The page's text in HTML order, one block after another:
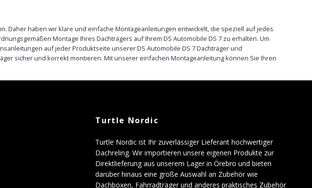
Daher haben wir klare und einfache Montageanleitungen entwickelt, die speziell auf jedes
Montage Ihres Dachträgers auf Ihrem DS Automobile DS 7 zu erhalten. Um
auf jeder Produktseite unserer DS Automobile DS 7 Dachträger und
sicher und korrekt montieren. Mit unserer einfachen Montageanleitung können Sie Ihren
Turtle Nordic
Turtle Nordic ist Ihr zuverlässiger Lieferant hochwertiger
Dachreling. Wir importieren unsere eigenen Produkte zur
Direktlieferung aus unserem Lager in Örebro und bieten
darüber hinaus eine große Auswahl an Zubehör wie
Dachboxen, Fahrradträger und anderes praktisches Zubehör